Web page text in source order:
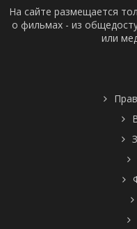
На сайте размещается
о фильмах - из
или